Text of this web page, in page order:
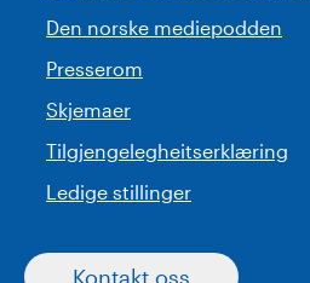
Den norske mediepodden
Presserom
Skjemaer
Tilgjengelegheitserklæring
Ledige stillinger
Kontakt oss